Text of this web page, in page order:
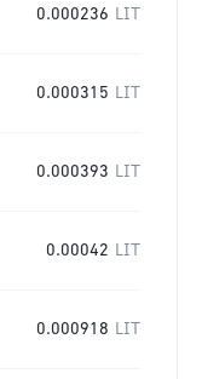
0.000236 LIT
0.000315 LIT
0.000393 LIT
0.00042 LIT
0.000918 LIT